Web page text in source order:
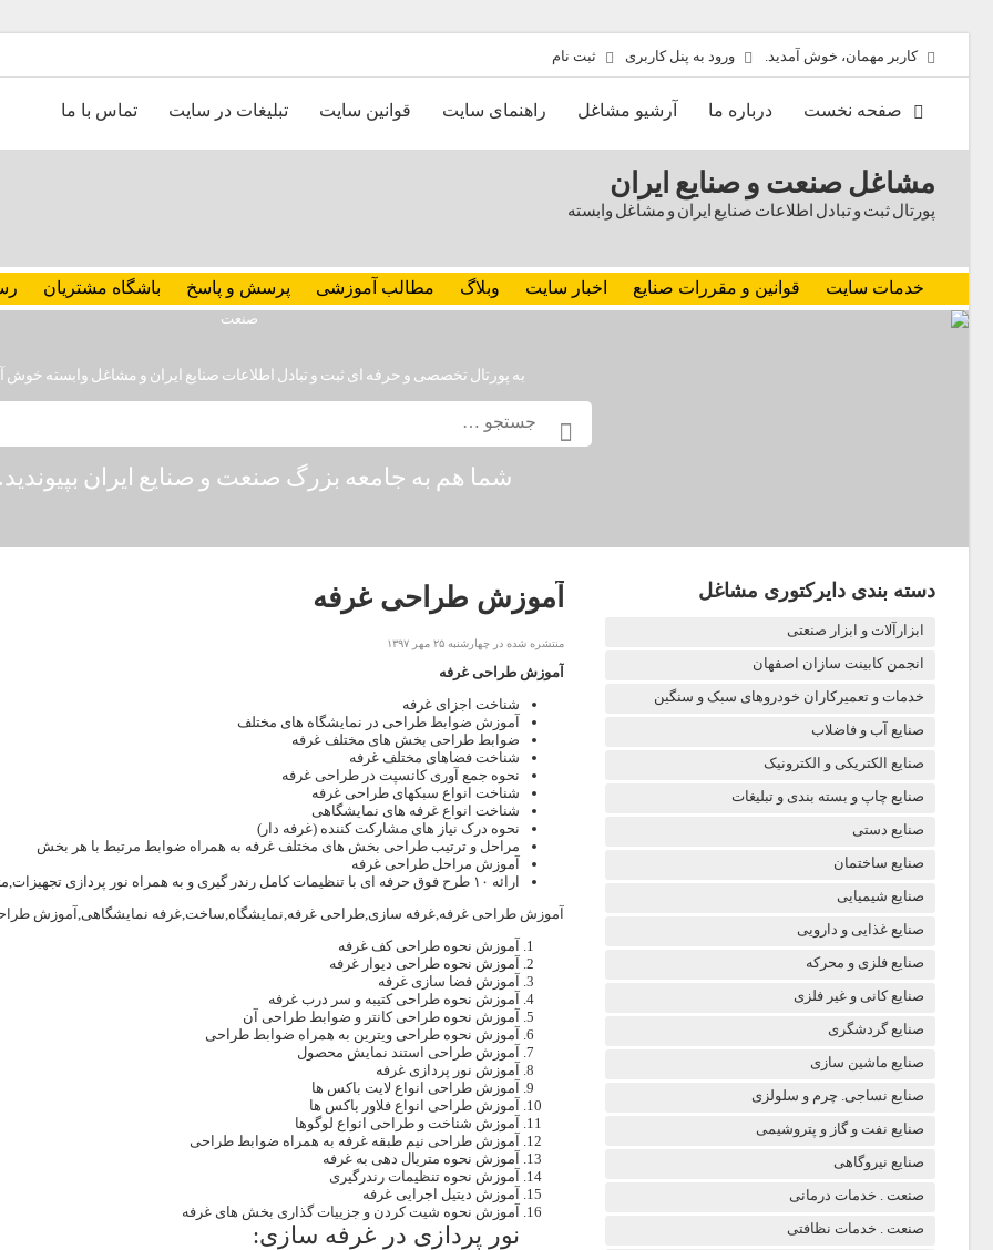
کاربر مهمان، خوش آمدید. ورود به پنل کاربری ثبت نام
صفحه نخست درباره ما آرشیو مشاغل راهنمای سایت قوانین سایت تبلیغات در سایت تماس با ما
مشاغل صنعت و صنایع ایران
پورتال ثبت و تبادل اطلاعات صنایع ایران و مشاغل وابسته
خدمات سایت قوانین و مقررات صنایع اخبار سایت وبلاگ مطالب آموزشی پرسش و پاسخ باشگاه مشتریان
به پورتال تخصصی و حرفه ای ثبت و تبادل اطلاعات صنایع ایران و مشاغل وابسته خوش
شما هم به جامعه بزرگ صنعت و صنایع ایران
آموزش طراحی غرفه
منتشره شده در چهارشنبه ۲۵ مهر ۱۳۹۷
آموزش طراحیغرفه
شناخت اجزای غرفه
آموزش ضوابط طراحی در نمایشگاه های مختلف
ضوابط طراحی بخش های مختلف غرفه
شناخت فضاهای مختلف غرفه
نحوه جمع آوری کانسپت در طراحی غرفه
شناخت انواع سبکهای طراحی غرفه
شناخت انواع غرفه های نمایشگاهی
نحوه درک نیاز های مشارکت کننده (غرفه دار)
مراحل و ترتیب طراحی بخش های مختلف غرفه به همراه ضوابط مرتبط با هر بخش
آموزش مراحل طراحی غرفه
ارائه ۱۰ طرح فوق حرفه ای با تنظیمات کامل رندر گیری و به همراه نور پردازی تجهیزات,متریال آماده و استدیو آماده
آموزش طراحی غرفه,غرفه سازی,طراحی غرفه,نمایشگاه,ساخت,غرفه نمایشگاهی,آموزش
آموزش نحوه طراحیکف غرفه
آموزش نحوه طراحی دیوار غرفه
آموزش فضا سازی غرفه
آموزش نحوه طراحی کتیبه و سر درب غرفه
آموزش نحوه طراحی کانتر و ضوابط طراحی آن
آموزش نحوه طراحی ویترین به همراه ضوابط طراحی
آموزش طراحی استند نمایش محصول
آموزش نور پردازی غرفه
آموزش طراحی انواع لایت باکس ها
آموزش طراحی انواع فلاور باکس ها
آموزش شناخت و طراحی انواع لوگوها
آموزش طراحی نیم طبقه غرفه به همراه ضوابط طراحی
آموزش نحوه متریال دهی به غرفه
آموزش نحوه تنظیمات رندرگیری
آموزش دیتیل اجرایی غرفه
آموزش نحوه شیت کردن و جزییات گذاری بخش های غرفه
نور پردازی در غرفه سازی:
دسته بندی دایرکتوری مشاغل
ابزارآلات و ابزار صنعتی
انجمن کابینت سازان اصفهان
خدمات و تعمیرکاران خودروهای سبک و سنگین
صنایع آب و فاضلاب
صنایع الکتریکی و الکترونیک
صنایع چاپ و بسته بندی و تبلیغات
صنایع دستی
صنایع ساختمان
صنایع شیمیایی
صنایع غذایی و دارویی
صنایع فلزی و محرکه
صنایع کانی و غیر فلزی
صنایع گردشگری
صنایع ماشین سازی
صنایع نساجی. چرم و سلولزی
صنایع نفت و گاز و پتروشیمی
صنایع نیروگاهی
صنعت . خدمات درمانی
صنعت . خدمات نظافتی